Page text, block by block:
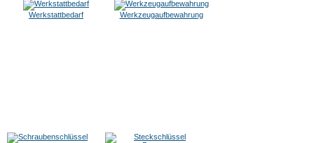
Werkstattbedarf Werkzeugaufbewahrung